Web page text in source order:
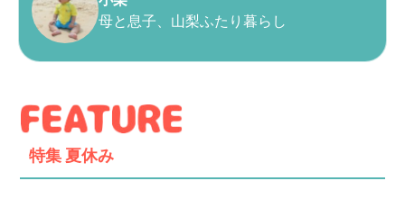
母と息子、山梨ふたり暮らし
特集 夏休み